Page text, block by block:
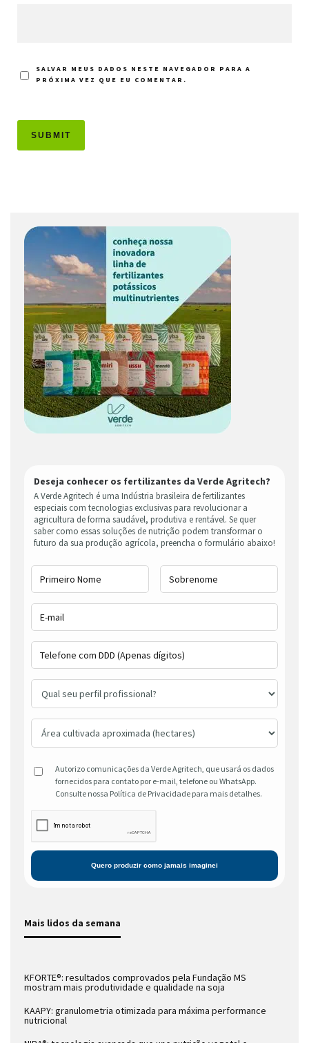
SALVAR MEUS DADOS NESTE NAVEGADOR PARA A
PRÓXIMA VEZ QUE EU COMENTAR.
Deseja conhecer os fertilizantes da Verde Agritech?
A Verde Agritech é uma Indústria brasileira de fertilizantes
especiais com tecnologias exclusivas para revolucionar a
agricultura de forma saudável, produtiva e rentável. Se quer
saber como essas soluções de nutrição podem transformar o
futuro da sua produção agrícola, preencha o formulário abaixo!
Autorizo comunicações da Verde Agritech, que usará os dados
fornecidos para contato por e-mail, telefone ou WhatsApp.
Consulte nossa Política de Privacidade para mais detalhes.
Mais lidos da semana
KFORTE®: resultados comprovados pela Fundação MS
mostram mais produtividade e qualidade na soja
KAAPY: granulometria otimizada para máxima performance
nutricional